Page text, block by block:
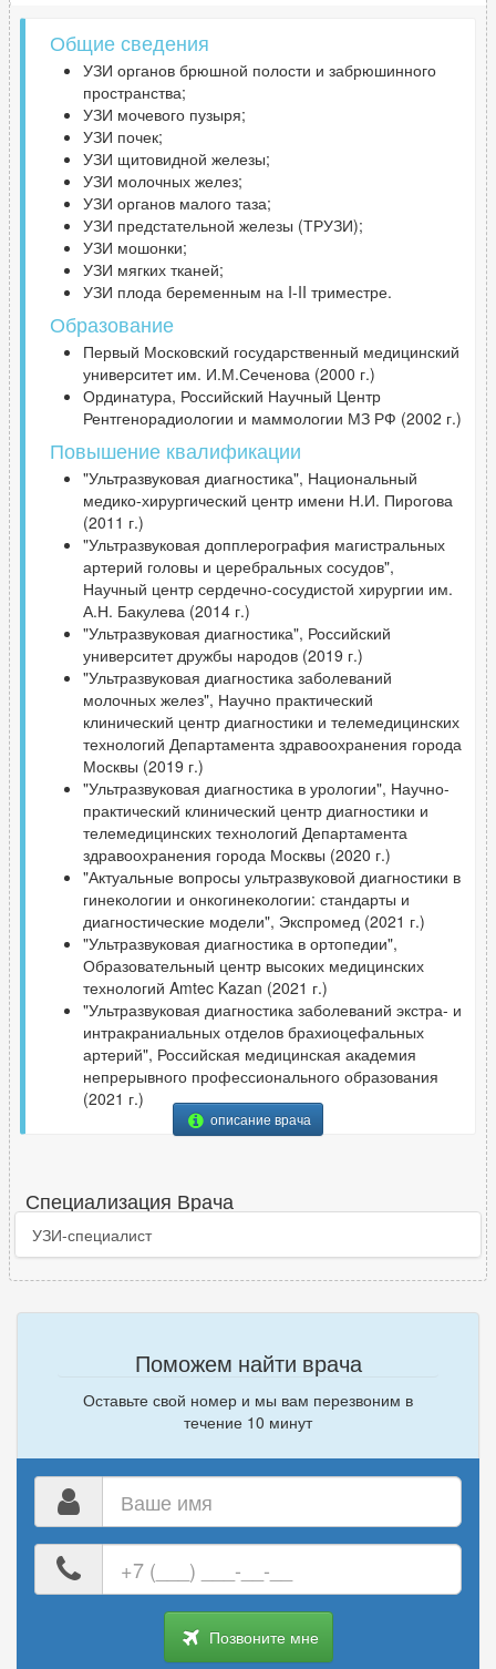
Общие сведения
УЗИ органов брюшной полости и забрюшинного
пространства;
УЗИ мочевого пузыря;
УЗИ почек;
УЗИ щитовидной железы;
УЗИ молочных желез;
УЗИ органов малого таза;
УЗИ предстательной железы (ТРУЗИ);
УЗИ мошонки;
УЗИ мягких тканей;
УЗИ плода беременным на I-II триместре.
Образование
Первый Московский государственный медицинский
университет им. И.М.Сеченова (2000 г.)
Ординатура, Российский Научный Центр
Рентгенорадиологии и маммологии МЗ РФ (2002 г.)
Повышение квалификации
"Ультразвуковая диагностика", Национальный
медико-хирургический центр имени Н.И. Пирогова
(2011 г.)
"Ультразвуковая допплерография магистральных
артерий головы и церебральных сосудов",
Научный центр сердечно-сосудистой хирургии им.
А.Н. Бакулева (2014 г.)
"Ультразвуковая диагностика", Российский
университет дружбы народов (2019 г.)
"Ультразвуковая диагностика заболеваний
молочных желез", Научно практический
клинический центр диагностики и телемедицинских
технологий Департамента здравоохранения города
Москвы (2019 г.)
"Ультразвуковая диагностика в урологии", Научно-
практический клинический центр диагностики и
телемедицинских технологий Департамента
здравоохранения города Москвы (2020 г.)
"Актуальные вопросы ультразвуковой диагностики в
гинекологии и онкогинекологии: стандарты и
диагностические модели", Экспромед (2021 г.)
"Ультразвуковая диагностика в ортопедии",
Образовательный центр высоких медицинских
технологий Amtec Kazan (2021 г.)
"Ультразвуковая диагностика заболеваний экстра- и
интракраниальных отделов брахиоцефальных
артерий", Российская медицинская академия
непрерывного профессионального образования
(2021 г.)
описание врача
Специализация Врача
УЗИ-специалист
Поможем найти врача
Оставьте свой номер и мы вам перезвоним в
течение 10 минут
номер
телефона
Позвоните мне